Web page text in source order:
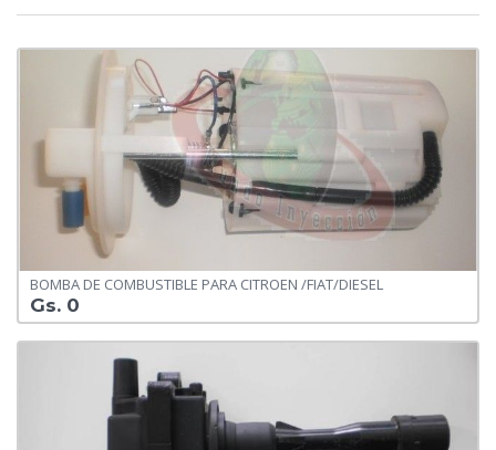
BOMBA DE COMBUSTIBLE PARA CITROEN /FIAT/DIESEL
Gs. 0